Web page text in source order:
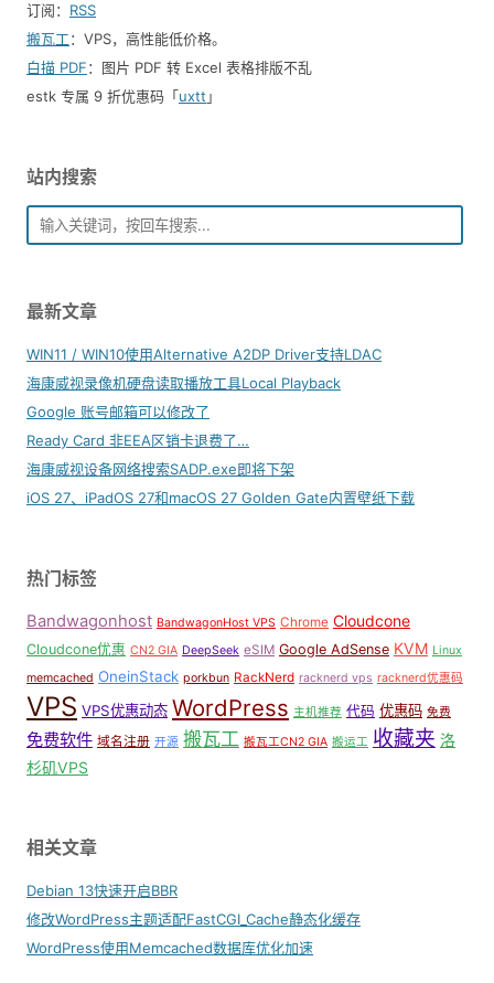
订阅： RSS
搬瓦工：VPS，高性能低价格。️
白描 PDF：图片 PDF 转 Excel 表格排版不乱
estk 专属 9 折优惠码「uxtt 」
站内搜索
最新文章
WIN11 / WIN10使用Alternative A2DP Driver支持LDAC
海康威视录像机硬盘读取播放工具Local Playback
Google 账号邮箱可以修改了
Ready Card 非EEA区销卡退费了…
海康威视设备网络搜索SADP.exe即将下架
iOS 27、iPadOS 27和macOS 27 Golden Gate内置壁纸下载
热门标签
Bandwagonhost BandwagonHost VPS Chrome Cloudcone
Cloudcone优惠 CN2 GIA DeepSeek eSIM Google AdSense KVM Linux
memcached OneinStack porkbun RackNerd racknerd vps racknerd优惠码
VPS VPS优惠动态 WordPress 主机推荐 代码 优惠码 免费
免费软件 域名注册 开源 搬瓦工 搬瓦工CN2 GIA 搬运工 收藏夹 洛
杉矶VPS
相关文章
Debian 13快速开启BBR
修改WordPress主题适配FastCGI_Cache静态化缓存
WordPress使用Memcached数据库优化加速